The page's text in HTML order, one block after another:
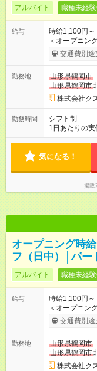
アルバイト 職種未経
給与
時給1,100円～
＜オープニン
別時給 8:30
※2026年12
降 25％増し（営業店舗のみ
交通費別途
勤務地
山形県鶴岡市
山形県鶴岡市
株式会社ク
勤務時間
シフト制
1日あたりの
16:00～22:00 1日5時間 ・閉店までの
気になる！
掲載
オープニング時
フ（日中）│パー
アルバイト 職種未経
給与
時給1,100円～
＜オープニン
別時給 8:30
※2026年12
降 25％増し（営業店舗のみ
交通費別途
勤務地
山形県鶴岡市
山形県鶴岡市
株式会社ク